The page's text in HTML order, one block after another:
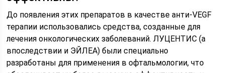
До появления этих препаратов в качестве анти-VEGF
терапии использовались средства, созданные для
лечения онкологических заболеваний. ЛУЦЕНТИС (а
впоследствии и ЭЙЛЕА) были специально
разработаны для применения в офтальмологии, что